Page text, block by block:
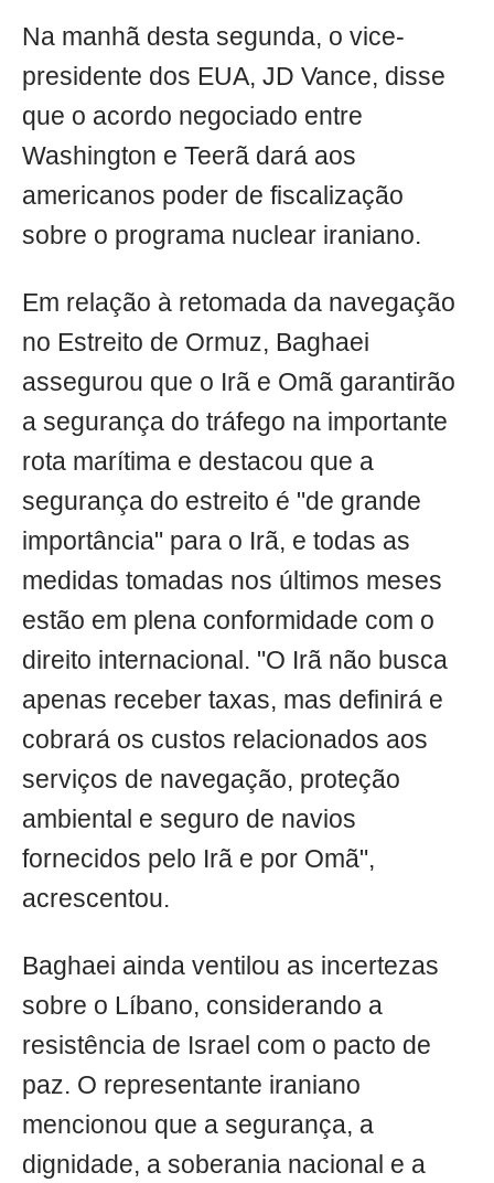
Na manhã desta segunda, o vice-
presidente dos EUA, JD Vance, disse
que o acordo negociado entre
Washington e Teerã dará aos
americanos poder de fiscalização
sobre o programa nuclear iraniano.
Em relação à retomada da navegação
no Estreito de Ormuz, Baghaei
assegurou que o Irã e Omã garantirão
a segurança do tráfego na importante
rota marítima e destacou que a
segurança do estreito é "de grande
importância" para o Irã, e todas as
medidas tomadas nos últimos meses
estão em plena conformidade com o
direito internacional. "O Irã não busca
apenas receber taxas, mas definirá e
cobrará os custos relacionados aos
serviços de navegação, proteção
ambiental e seguro de navios
fornecidos pelo Irã e por Omã",
acrescentou.
Baghaei ainda ventilou as incertezas
sobre o Líbano, considerando a
resistência de Israel com o pacto de
paz. O representante iraniano
mencionou que a segurança, a
dignidade, a soberania nacional e a